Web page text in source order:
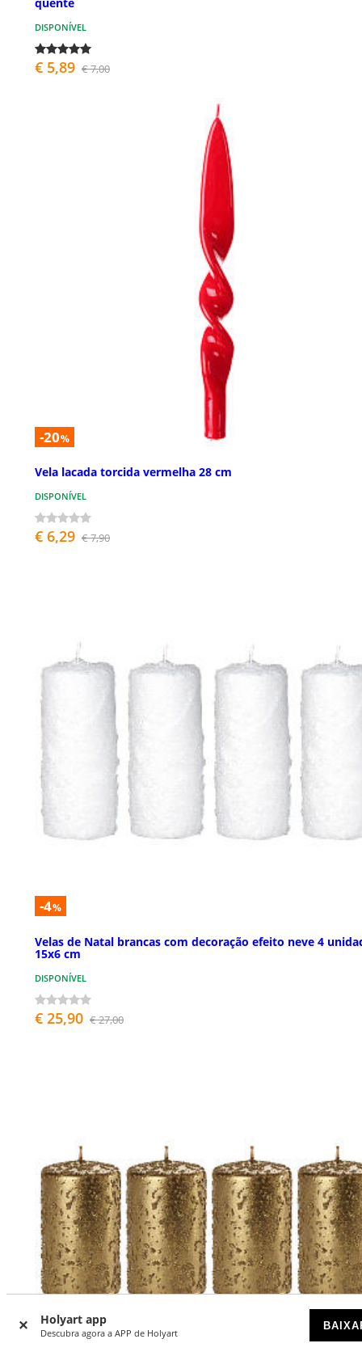
Holyart app
Descubra agora a APP de Holyart
DISPONÍVEL
€ 5,89 € 7,00
-20%
Vela lacada torcida vermelha 28 cm
DISPONÍVEL
€ 6,29 € 7,90
-4%
Velas de Natal brancas com decoração efeito neve 4
15x6 cm
DISPONÍVEL
€ 25,90 € 27,00